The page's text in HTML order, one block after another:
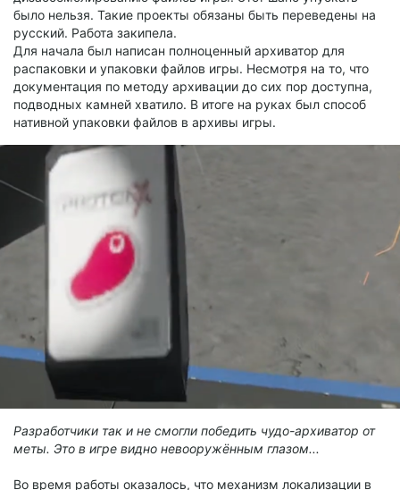
было нельзя. Такие проекты обязаны быть переведены на
русский. Работа закипела.
Для начала был написан полноценный архиватор для
распаковки и упаковки файлов игры. Несмотря на то, что
документация по методу архивации до сих пор доступна,
подводных камней хватило. В итоге на руках был способ
нативной упаковки файлов в архивы игры.
Разработчики так и не смогли победить чудо-архиватор от
меты. Это в игре видно невооружённым глазом...
Во время работы оказалось, что механизм локализации в